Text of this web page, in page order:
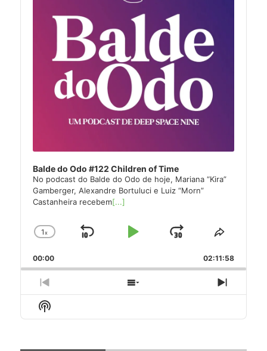
Balde do Odo #122 Children of Time
No podcast do Balde do Odo de hoje, Mariana “Kira”
Gamberger, Alexandre Bortuluci e Luiz “Morn”
Castanheira recebem[...]
Change
Rate
1x
Skip
Play
Jump
Forward
Share
Episode
00:00 02:11:58
Previous
Episode
Show
Episodes
Next
Episode
Show
Podcast